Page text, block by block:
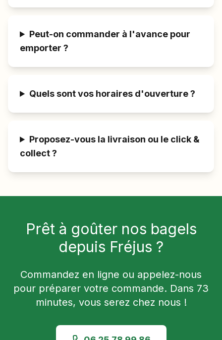
Peut-on commander à l'avance pour
emporter ?
Quels sont vos horaires d'ouverture ?
Proposez-vous la livraison ou le click &
collect ?
Prêt à goûter nos bagels
depuis Fréjus ?
Commandez en ligne ou appelez-nous
pour préparer votre commande. Dans 73
minutes, vous serez chez nous !